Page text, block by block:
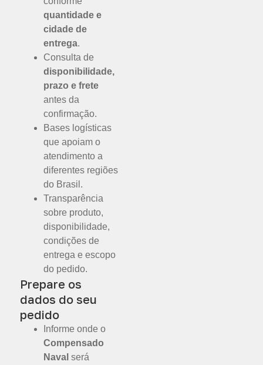
quantidade e
cidade de
entrega.
Consulta de
disponibilidade,
prazo e frete
antes da
confirmação.
Bases logísticas
que apoiam o
atendimento a
diferentes regiões
do Brasil.
Transparência
sobre produto,
disponibilidade,
condições de
entrega e escopo
do pedido.
Prepare os
dados do seu
pedido
Informe onde o
Compensado
Naval será